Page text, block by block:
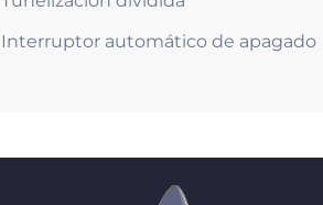
Interruptor automático de apagado